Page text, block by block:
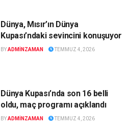
Dünya, Mısır’ın Dünya
Kupası’ndaki sevincini konuşuyor
BYADMINZAMAN TEMMUZ 4, 2026
Dünya Kupası’nda son 16 belli
oldu, maç programı açıklandı
BYADMINZAMAN TEMMUZ 4, 2026